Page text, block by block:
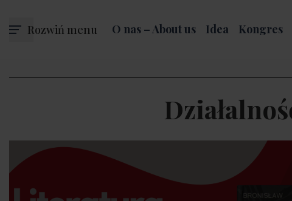
Rozwiń menu O nas – About us Idea Kongres